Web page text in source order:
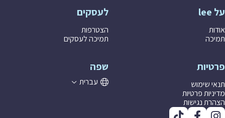
על lee
אודות
תמיכה
לעסקים
הצטרפות
תמיכה לעסקים
פרטיות
תנאי שימוש
מדיניות פרטיות
הצהרת נגישות
שפה
עברית